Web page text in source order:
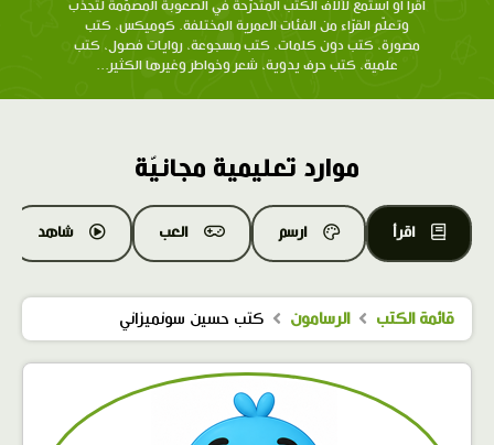
اقرأ أو استمع لآلاف الكتب المتدرّحة في الصعوبة المصمّمة لتجذب
وتعلّم القرّاء من الفئات العمرية المختلفة. كوميكس، كتب
مصورة، كتب دون كلمات، كتب مسجوعة، روايات فصول، كتب
علمية، كتب حرف يدوية، شعر وخواطر وغيرها الكثير...
موارد تعليمية مجانيّة
اقرأ ارسم العب شاهد
قائمة الكتب الرسامون كتب حسين سونميزاني